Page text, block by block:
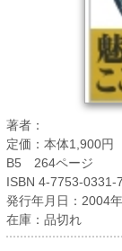
著者：
定価：本体1,900円
B5 264ページ
ISBN 4-7753-0331-7
発行年月日：2004
在庫：品切れ